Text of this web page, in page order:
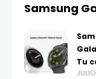
Samsung
Tu